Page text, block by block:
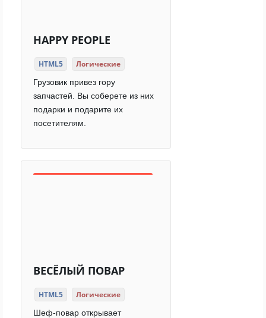
HAPPY PEOPLE
HTML5 Логические
Грузовик привез гору
запчастей. Вы соберете из них
подарки и подарите их
посетителям.
ВЕСЁЛЫЙ ПОВАР
HTML5 Логические
Шеф-повар открывает